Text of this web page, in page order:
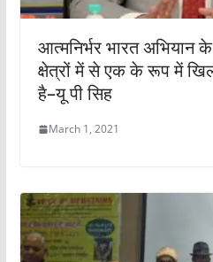
आत्मनिर्भर भारत अभियान
क्षेत्रों में से एक के रूप में
है–यू पी सिह
March 1, 2021